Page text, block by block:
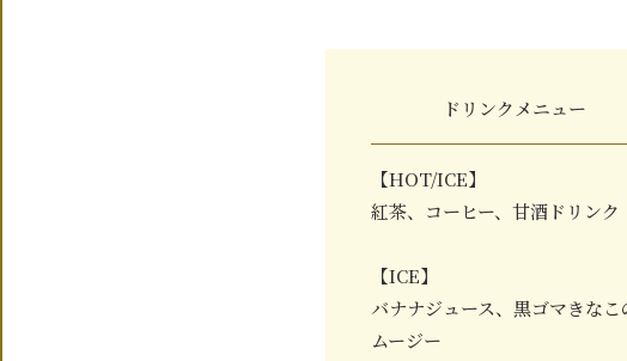
ドリンクメニュー
【HOT/ICE】
紅茶、コーヒー、甘酒ドリンク
【ICE】
バナナジュース、黒ゴマきなこ
ムージー